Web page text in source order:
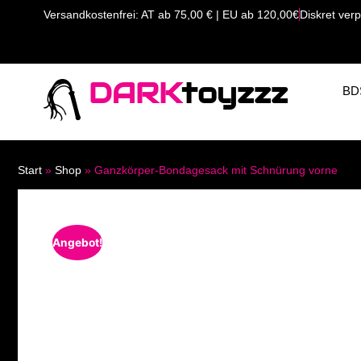
Versandkostenfrei: AT ab 75,00 € | EU ab 120,00€Diskret
DARKtoyzzz
Start » Shop » Ganzkörper-Bondagesack mit Schnürung vorne
Angebot!